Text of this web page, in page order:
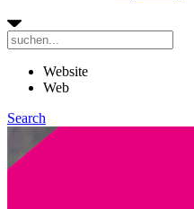
Website
Web
Search